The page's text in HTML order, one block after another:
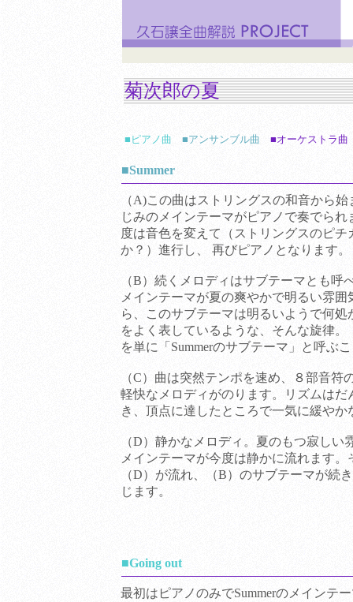
菊次郎の夏
■ピアノ曲 ■アンサンブル曲 ■オーケストラ曲
■Summer
（A)この曲はストリングスの和音から
じみのメインテーマがピアノで奏でら
度は音色を変えて（ストリングスのピチ
か？）進行し、 再びピアノとなります。
（B）続くメロディはサブテーマとも呼
メインテーマが夏の爽やかで明るい雰
ら、このサブテーマは明るいようで何
をよく表しているような、そんな旋律
を単に「Summerのサブテーマ」と呼ぶ
（C）曲は突然テンポを速め、８部音符
軽快なメロディがのります。リズムはだ
き、頂点に達したところで一気に緩や
（D）静かなメロディ。夏のもつ寂しい
メインテーマが今度は静かに流れます
（D）が流れ、（B）のサブテーマが続
じます。
■Going out
最初はピアノのみでSummerのメインテ